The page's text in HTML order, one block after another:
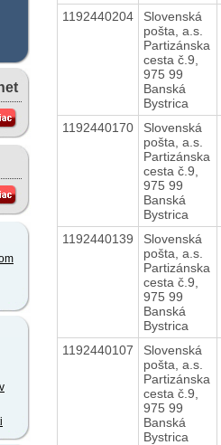
1192440204
Slovenská
pošta, a.s.
Partizánska
cesta č.9,
975 99
Banská
Bystrica
1192440170
Slovenská
pošta, a.s.
Partizánska
cesta č.9,
975 99
Banská
Bystrica
1192440139
Slovenská
pošta, a.s.
Partizánska
cesta č.9,
975 99
Banská
Bystrica
1192440107
Slovenská
pošta, a.s.
Partizánska
cesta č.9,
975 99
Banská
Bystrica